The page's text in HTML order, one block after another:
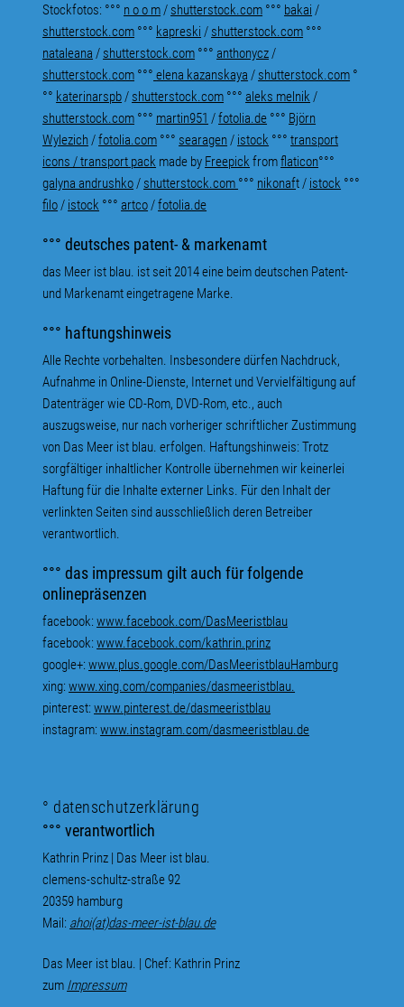
Stockfotos: °°° n o o m/ shutterstock.com °°° bakai /
shutterstock.com °°° kapreski / shutterstock.com °°°
nataleana / shutterstock.com °°°anthonycz/
shutterstock.com °°° elena kazanskaya / shutterstock.com °
°° katerinarspb/ shutterstock.com °°°aleks melnik /
shutterstock.com °°° martin951 /fotolia.de °°° Björn
Wylezich/fotolia.com °°° searagen/ istock °°°transport
icons /transport pack made by Freepick fromflaticon°°°
galyna andrushko/ shutterstock.com °°° nikonaft/ istock °°°
filo/ istock °°°artco/fotolia.de
°°° deutsches patent- & markenamt
das Meer ist blau. ist seit 2014 eine beim deutschen Patent-
und Markenamt eingetragene Marke.
°°° haftungshinweis
Alle Rechte vorbehalten. Insbesondere dürfen Nachdruck,
Aufnahme in Online-Dienste, Internet und Vervielfältigung auf
Datenträger wie CD-Rom, DVD-Rom, etc., auch
auszugsweise, nur nach vorheriger schriftlicher Zustimmung
von Das Meer ist blau. erfolgen. Haftungshinweis: Trotz
sorgfältiger inhaltlicher Kontrolle übernehmen wir keinerlei
Haftung für die Inhalte externer Links. Für den Inhalt der
verlinkten Seiten sind ausschließlich deren Betreiber
verantwortlich.
°°° das impressum gilt auch für folgende
onlinepräsenzen
facebook:www.facebook.com/DasMeeristblau
facebook:www.facebook.com/kathrin.prinz
google+:www.plus.google.com/DasMeeristblauHamburg
xing:www.xing.com/companies/dasmeeristblau.
pinterest:www.pinterest.de/dasmeeristblau
instagram:www.instagram.com/dasmeeristblau.de
° datenschutzerklärung
°°° verantwortlich
Kathrin Prinz | Das Meer ist blau.
clemens-schultz-straße 92
20359 hamburg
Mail: ahoi(at)das-meer-ist-blau.de
Das Meer ist blau. | Chef: Kathrin Prinz
zum Impressum